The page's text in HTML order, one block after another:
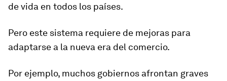
de vida en todos los países.
Pero este sistema requiere de mejoras para
adaptarse a la nueva era del comercio.
Por ejemplo, muchos gobiernos afrontan graves